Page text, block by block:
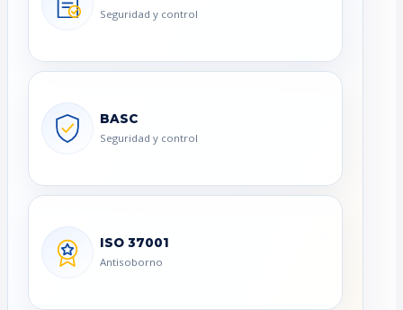
Seguridad y control
BASC
Seguridad y control
ISO 37001
Antisoborno